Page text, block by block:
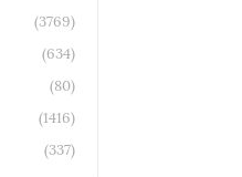
(3769)
(634)
(80)
(1416)
(337)